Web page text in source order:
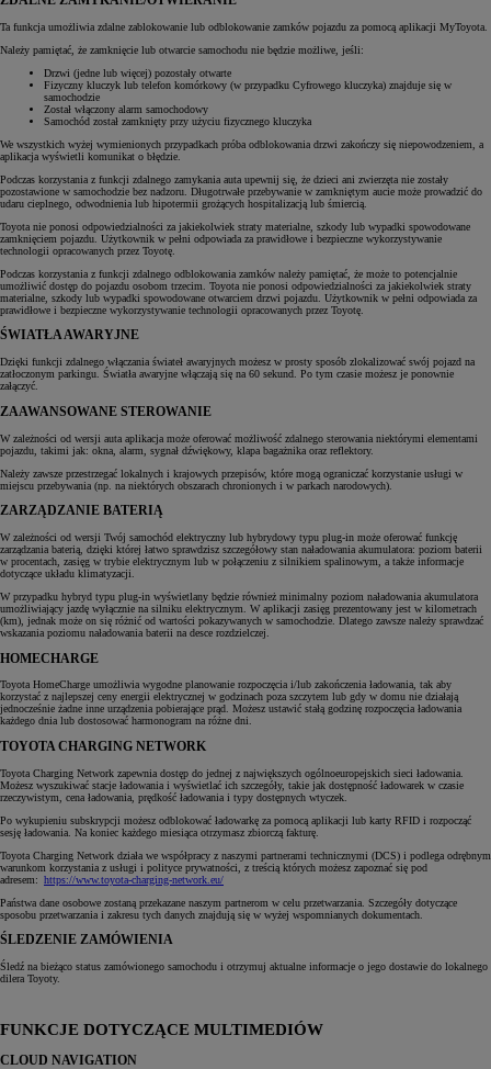
Ta funkcja umożliwia zdalne zablokowanie lub odblokowanie zamków pojazdu za pomocą aplikacji MyToyota.
Należy pamiętać, że zamknięcie lub otwarcie samochodu nie będzie możliwe, jeśli:
Drzwi (jedne lub więcej) pozostały otwarte
Fizyczny kluczyk lub telefon komórkowy (w przypadku Cyfrowego kluczyka) znajduje się w
samochodzie
Został włączony alarm samochodowy
Samochód został zamknięty przy użyciu fizycznego kluczyka
We wszystkich wyżej wymienionych przypadkach próba odblokowania drzwi zakończy się niepowodzeniem, a
aplikacja wyświetli komunikat o błędzie.
Podczas korzystania z funkcji zdalnego zamykania auta upewnij się, że dzieci ani zwierzęta nie zostały
pozostawione w samochodzie bez nadzoru. Długotrwałe przebywanie w zamkniętym aucie może prowadzić do
udaru cieplnego, odwodnienia lub hipotermii grożących hospitalizacją lub śmiercią.
Toyota nie ponosi odpowiedzialności za jakiekolwiek straty materialne, szkody lub wypadki spowodowane
zamknięciem pojazdu. Użytkownik w pełni odpowiada za prawidłowe i bezpieczne wykorzystywanie
technologii opracowanych przez Toyotę.
Podczas korzystania z funkcji zdalnego odblokowania zamków należy pamiętać, że może to potencjalnie
umożliwić dostęp do pojazdu osobom trzecim. Toyota nie ponosi odpowiedzialności za jakiekolwiek straty
materialne, szkody lub wypadki spowodowane otwarciem drzwi pojazdu. Użytkownik w pełni odpowiada za
prawidłowe i bezpieczne wykorzystywanie technologii opracowanych przez Toyotę.
ŚWIATŁA AWARYJNE
Dzięki funkcji zdalnego włączania świateł awaryjnych możesz w prosty sposób zlokalizować swój pojazd na
zatłoczonym parkingu. Światła awaryjne włączają się na 60 sekund. Po tym czasie możesz je ponownie
załączyć.
ZAAWANSOWANE STEROWANIE
W zależności od wersji auta aplikacja może oferować możliwość zdalnego sterowania niektórymi elementami
pojazdu, takimi jak: okna, alarm, sygnał dźwiękowy, klapa bagażnika oraz reflektory.
Należy zawsze przestrzegać lokalnych i krajowych przepisów, które mogą ograniczać korzystanie usługi w
miejscu przebywania (np. na niektórych obszarach chronionych i w parkach narodowych).
ZARZĄDZANIE BATERIĄ
W zależności od wersji Twój samochód elektryczny lub hybrydowy typu plug-in może oferować funkcję
zarządzania baterią, dzięki której łatwo sprawdzisz szczegółowy stan naładowania akumulatora: poziom baterii
w procentach, zasięg w trybie elektrycznym lub w połączeniu z silnikiem spalinowym, a także informacje
dotyczące układu klimatyzacji.
W przypadku hybryd typu plug-in wyświetlany będzie również minimalny poziom naładowania akumulatora
umożliwiający jazdę wyłącznie na silniku elektrycznym. W aplikacji zasięg prezentowany jest w kilometrach
(km), jednak może on się różnić od wartości pokazywanych w samochodzie. Dlatego zawsze należy sprawdzać
wskazania poziomu naładowania baterii na desce rozdzielczej.
HOMECHARGE
Toyota HomeCharge umożliwia wygodne planowanie rozpoczęcia i/lub zakończenia ładowania, tak aby
korzystać z najlepszej ceny energii elektrycznej w godzinach poza szczytem lub gdy w domu nie działają
jednocześnie żadne inne urządzenia pobierające prąd. Możesz ustawić stałą godzinę rozpoczęcia ładowania
każdego dnia lub dostosować harmonogram na różne dni.
TOYOTA CHARGING NETWORK
Toyota Charging Network zapewnia dostęp do jednej z największych ogólnoeuropejskich sieci ładowania.
Możesz wyszukiwać stacje ładowania i wyświetlać ich szczegóły, takie jak dostępność ładowarek w czasie
rzeczywistym, cena ładowania, prędkość ładowania i typy dostępnych wtyczek.
Po wykupieniu subskrypcji możesz odblokować ładowarkę za pomocą aplikacji lub karty RFID i rozpocząć
sesję ładowania. Na koniec każdego miesiąca otrzymasz zbiorczą fakturę.
Toyota Charging Network działa we współpracy z naszymi partnerami technicznymi (DCS) i podlega odrębnym
warunkom korzystania z usługi i polityce prywatności, z treścią których możesz zapoznać się pod
adresem: https://www.toyota-charging-network.eu/
Państwa dane osobowe zostaną przekazane naszym partnerom w celu przetwarzania. Szczegóły dotyczące
sposobu przetwarzania i zakresu tych danych znajdują się w wyżej wspomnianych dokumentach.
ŚLEDZENIE ZAMÓWIENIA
Śledź na bieżąco status zamówionego samochodu i otrzymuj aktualne informacje o jego dostawie do lokalnego
dilera Toyoty.
FUNKCJE DOTYCZĄCE MULTIMEDIÓW
CLOUD NAVIGATION